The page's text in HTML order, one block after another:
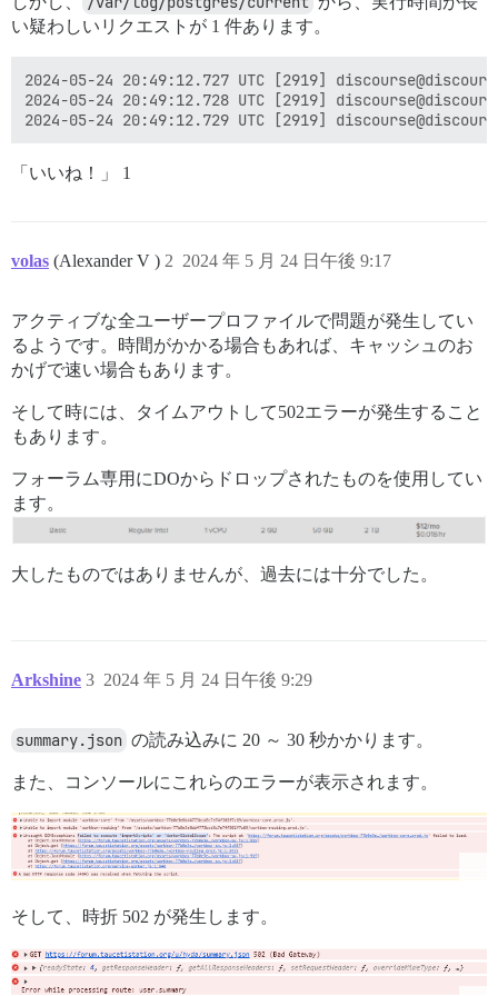
い疑わしいリクエストが 1 件あります。
2024-05-24 20:49:12.727 UTC [2919]
2024-05-24 20:49:12.728 UTC [2919]
「いいね！」 1
volas (Alexander V ) 2024 年 5 月 24 日午後 9:17
2
アクティブな全ユーザープロファイルで問題が発生してい
るようです。時間がかかる場合もあれば、キャッシュのお
かげで速い場合もあります。
そして時には、タイムアウトして502エラーが発生すること
もあります。
フォーラム専用にDOからドロップされたものを使用してい
ます。
大したものではありませんが、過去には十分でした。
Arkshine 2024 年 5 月 24 日午後 9:29
3
summary.json の読み込みに 20 ～ 30 秒かかります。
また、コンソールにこれらのエラーが表示されます。
そして、時折 502 が発生します。